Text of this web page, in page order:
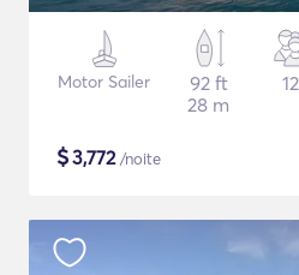
Motor Sailer
92 ft
28 m
12
$3,772/noite